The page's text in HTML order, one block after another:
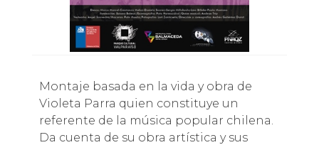
Montaje basada en la vida y obra de
Violeta Parra quien constituye un
referente de la música popular chilena.
Da cuenta de su obra artística y sus